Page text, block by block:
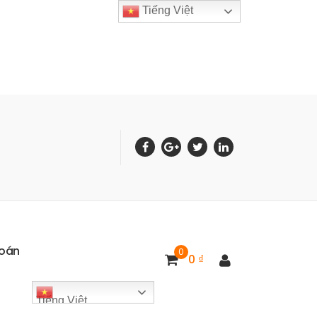
án
Tiếng Việt
0 0 ₫
Tiếng Việt